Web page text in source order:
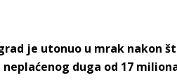
je utonuo u mrak nakon
duga od 17